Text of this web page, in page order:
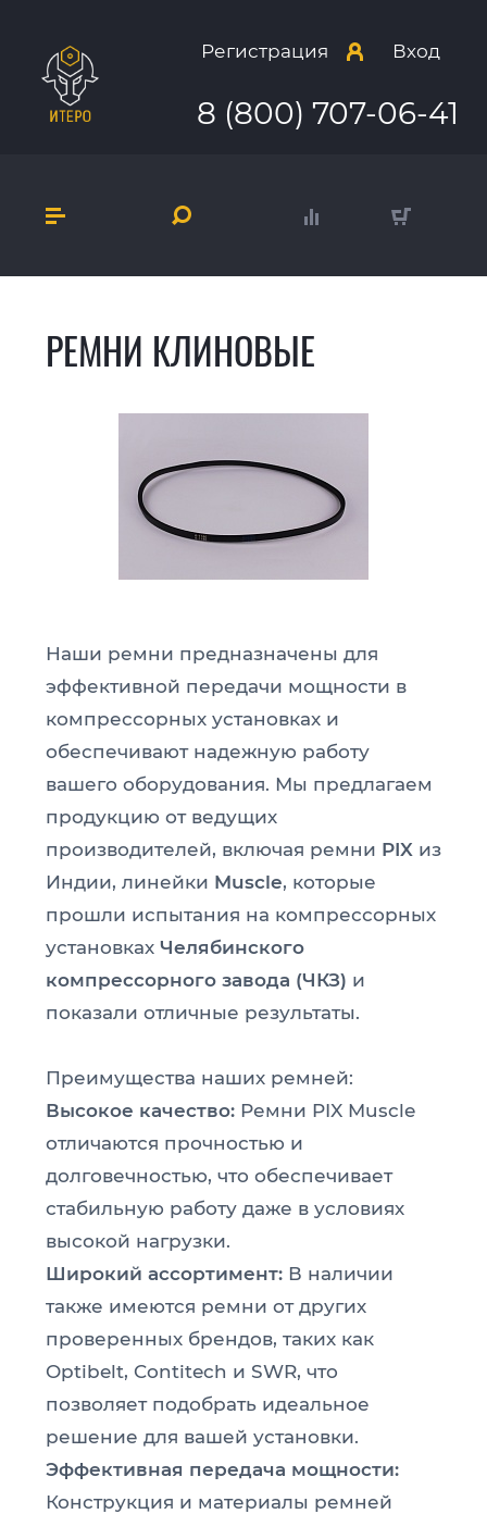
Регистрация Вход
8 (800) 707-06-41
РЕМНИ КЛИНОВЫЕ
Наши ремни предназначены для
эффективной передачи мощности в
компрессорных установках и
обеспечивают надежную работу
вашего оборудования. Мы предлагаем
продукцию от ведущих
производителей, включая ремни PIX из
Индии, линейки Muscle, которые
прошли испытания на компрессорных
установках Челябинского
компрессорного завода (ЧКЗ) и
показали отличные результаты.
Преимущества наших ремней:
Высокое качество: Ремни PIX Muscle
отличаются прочностью и
долговечностью, что обеспечивает
стабильную работу даже в условиях
высокой нагрузки.
Широкий ассортимент: В наличии
также имеются ремни от других
проверенных брендов, таких как
Optibelt, Contitech и SWR, что
позволяет подобрать идеальное
решение для вашей установки.
Эффективная передача мощности:
Конструкция и материалы ремней